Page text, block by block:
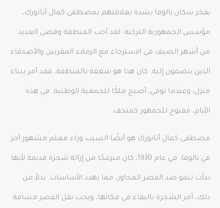
يفخر سكان يالوفا بشدة بعلاقتهم بمصطفى كمال أتاتورك،
مؤسس الجمهورية التركية. لقد أحب المنطقة وقضى العديد
من أشهر الصيف في الاسترخاء مع الزملاء المقربين والأصدقاء
الذين ينضمون إليه. كان هذا هو شغفه بالمنطقة، فقد أمر ببناء
منزل، وعندما توفي، أصبح ملكًا للجمعية الوطنية. في هذه
الأيام، مفتوح للجمهور كمتحف.
مصطفى كمال أتاتورك هو أيضًا السبب وراء معلم مشهور آخر
في يالوفا. في عام 1930، كان منزعجًا من إزالة شجرة قديمة لأنها
بدأت تنمو ضد القصر المجاور، مما يهدد الأساسات. بدلاً من
ذلك، أمر الشجرة بالبقاء في مكانها، ويجب نقل القصر مسافة